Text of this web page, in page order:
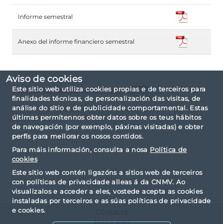
Aviso de cookies
Este sitio web utiliza cookies propias e de terceiros para
finalidades técnicas, de personalización das visitas, de
análise do sitio e de publicidade comportamental. Estas
últimas permítennos obter datos sobre os teus hábitos
de navegación (por exemplo, páxinas visitadas) e obter
perfís para mellorar os nosos contidos.
Para máis información, consulta a nosa Política de
cookies
Este sitio web contén ligazóns a sitios web de terceiros
con políticas de privacidade alleas á da CNMV. Ao
visualizalos e acceder a eles, vostede acepta as cookies
instaladas por terceiros e as súas políticas de privacidade
e cookies.
Informe semestral
Anexo del informe financiero semestral
Informe completo en formato
El informe ha sido elaborado basándose en la
taxonomía IPP.
Mapa web